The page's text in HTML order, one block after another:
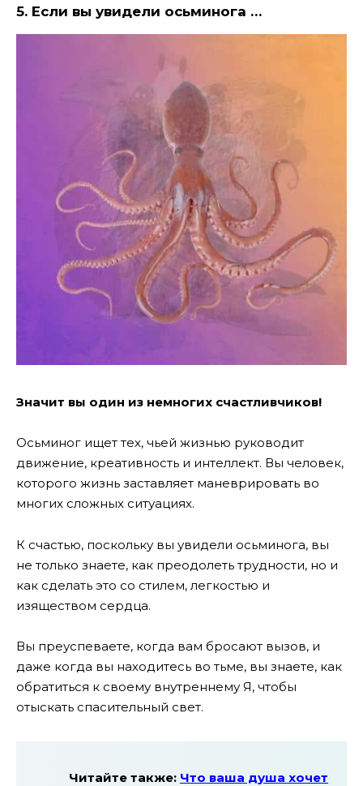
5. Если вы увидели осьминога …
Значит вы один из немногих счастливчиков!
Осьминог ищет тех, чьей жизнью руководит
движение, креативность и интеллект. Вы человек,
которого жизнь заставляет маневрировать во
многих сложных ситуациях.
К счастью, поскольку вы увидели осьминога, вы
не только знаете, как преодолеть трудности, но и
как сделать это со стилем, легкостью и
изяществом сердца.
Вы преуспеваете, когда вам бросают вызов, и
даже когда вы находитесь во тьме, вы знаете, как
обратиться к своему внутреннему Я, чтобы
отыскать спасительный свет.
Читайте также: Что ваша душа хочет